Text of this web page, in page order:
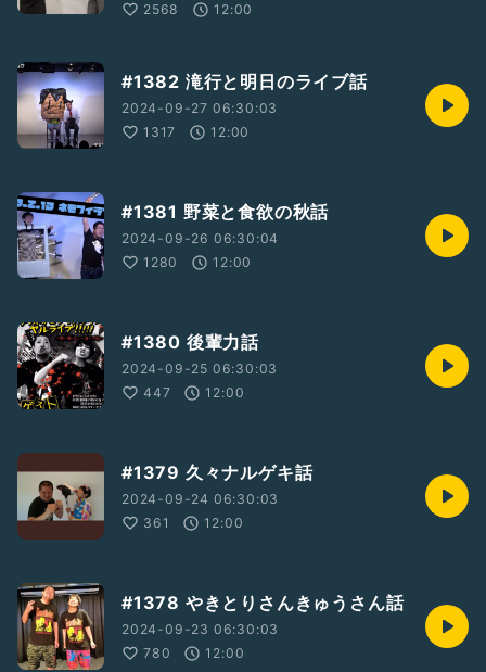
2568
12:00
#1382 滝行と明日のライブ話
2024-09-27 06:30:03
1317
12:00
#1381 野菜と食欲の秋話
2024-09-26 06:30:04
1280
12:00
#1380 後輩力話
2024-09-25 06:30:03
447
12:00
#1379 久々ナルゲキ話
2024-09-24 06:30:03
361
12:00
#1378 やきとりさんきゅうさん話
2024-09-23 06:30:03
780
12:00